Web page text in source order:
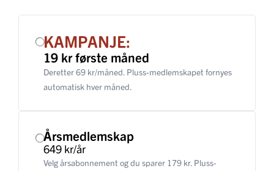
KAMPANJE:
19 kr første måned
Deretter 69 kr/måned. Pluss-medlemskapet fornyes
automatisk hver måned.
Årsmedlemskap
649 kr/år
Velg årsabonnement og du sparer 179 kr. Pluss-